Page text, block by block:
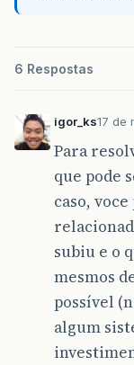
6 Respostas
igor_ks17 de
Para
que pode
caso,
subiu e o
mesmos
possível
algum